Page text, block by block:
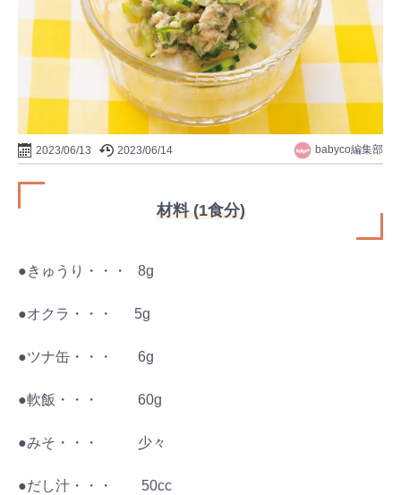
2023/06/13 2023/06/14 babyco編集部
材料 (1食分)
●きゅうり・・・ 8g
●オクラ・・・ 5g
●ツナ缶・・・ 6g
●軟飯・・・ 60g
●みそ・・・ 少々
●だし汁・・・ 50cc